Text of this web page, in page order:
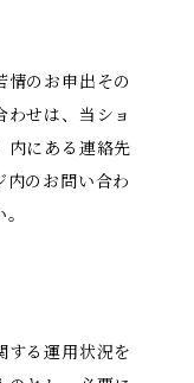
情のお申出その
せは、当ショ
内にある連絡先
内のお問い合わ
する運用状況を